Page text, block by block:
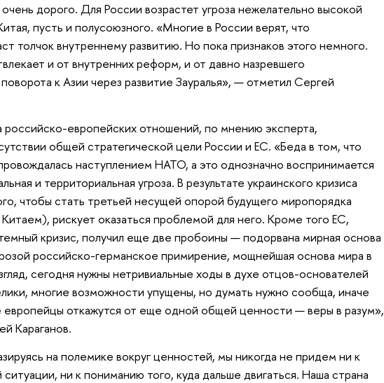
дорого. Для России возрастет угроза нежелательно высокой
пусть и полусоюзного. «Многие в России верят, что
толчок внутреннему развитию. Но пока признаков этого немного.
и от внутренних реформ, и от давно назревшего
к Азии через развитие Зауралья», — отметил Сергей
российско-европейских отношений, по мнению эксперта,
общей стратегической цели России и ЕС. «Беда в том, что
наступлением НАТО, а это однозначно воспринимается
и территориальная угроза. В результате украинского кризиса
чтобы стать третьей несущей опорой будущего миропорядка
рискует оказаться проблемой для него. Кроме того ЕС,
кризис, получил еще две пробоины — подорвана мирная основа
российско-германское примирение, мощнейшая основа мира в
сегодня нужны нетривиальные ходы в духе отцов-основателей
многие возможности упущены, но думать нужно сообща, иначе
европейцы откажутся от еще одной общей ценности — веры в разум»,
Караганов.
на полемике вокруг ценностей, мы никогда не придем ни к
ситуации, ни к пониманию того, куда дальше двигаться. Наша страна